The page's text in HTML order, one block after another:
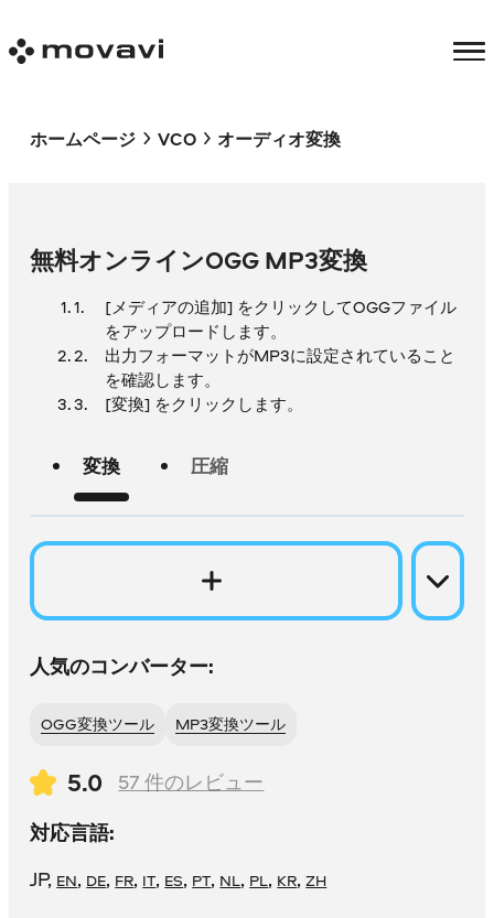
ホームページ VCO オーディオ変換
無料オンラインOGG MP3変換
[メディアの追加] をクリックしてOGGファイル
をアップロードします。
出力フォーマットがMP3に設定されていること
を確認します。
[変換] をクリックします。
変換 圧縮
人気のコンバーター:
OGG変換ツール MP3変換ツール
5.0 57 件のレビュー
対応言語:
JP, EN, DE, FR, IT, ES, PT, NL, PL, KR,ZH